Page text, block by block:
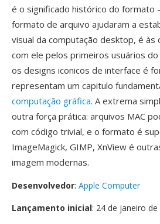
é o significado histórico do formato
formato de arquivo ajudaram a
visual da computação desktop, é às
com ele pelos primeiros usuários do
os designs iconicos de interface é
representam um capitulo
computação gráfica. A extrema
outra força prática: arquivos MAC
com código trivial, e o formato é
ImageMagick, GIMP, XnView é
imagem modernas.
Desenvolvedor: Apple Computer
Lançamento inicial: 24 de janeiro de